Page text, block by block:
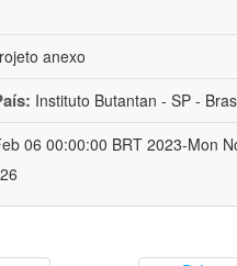
anexo
Instituto Butantan - SP -
06 00:00:00 BRT 2023-Mon